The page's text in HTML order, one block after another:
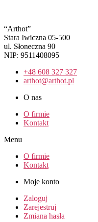
“Arthot”
Stara Iwiczna 05-500
ul. Słoneczna 90
NIP: 9511408095
+48 608 327 327
arthot@arthot.pl
O nas
O firmie
Kontakt
Menu
O firmie
Kontakt
Moje konto
Zaloguj
Zarejestruj
Zmiana hasła